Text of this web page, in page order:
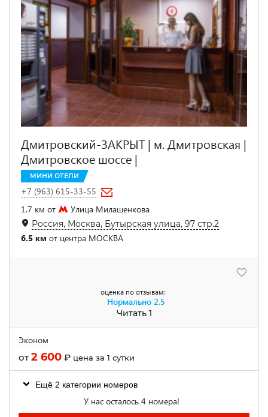
Дмитровский-ЗАКРЫТ | м. Дмитровская |
Дмитровское шоссе |
МИНИ ОТЕЛИ
+7 (963) 615-33-55
1.7 км от
Улица Милашенкова
Россия, Москва, Бутырская улица, 97 стр.2
6.5 км от центра МОСКВА
оценка по отзывам:
Нормально 2.5
Читать 1
Эконом
от2 600 ₽ цена за 1 сутки
Ещё 2 категории номеров
У нас осталось 4 номера!